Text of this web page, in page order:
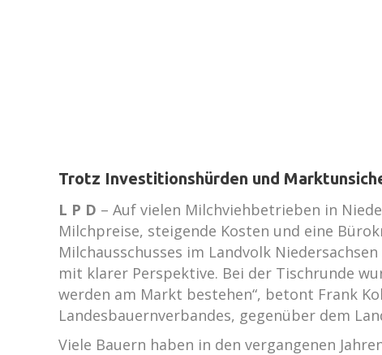
Trotz Investitionshürden und
L P D – Auf vielen Milchviehbetrieben in
Milchpreise, steigende Kosten und eine
Milchausschusses im Landvolk
mit klarer Perspektive. Bei der Tischrunde
werden am Markt bestehen“, betont Frank
Landesbauernverbandes, gegenüber dem
Viele Bauern haben in den vergangenen